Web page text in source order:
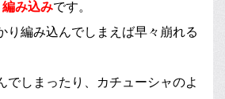
み込みです。
り編み込んでしまえば早々崩れる
でしまったり、カチューシャのよ